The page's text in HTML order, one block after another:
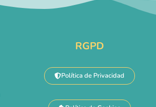
RGPD
Política de Privacidad